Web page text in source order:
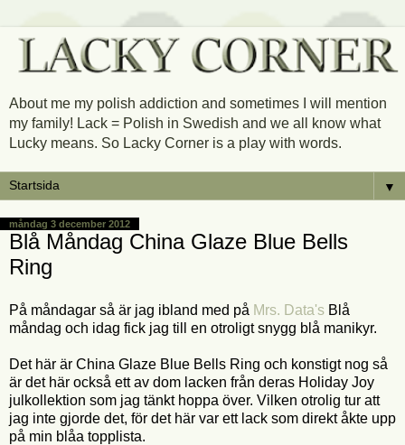
About me my polish addiction and sometimes I will mention
my family! Lack = Polish in Swedish and we all know what
Lucky means. So Lacky Corner is a play with words.
▼
måndag 3 december 2012
Blå Måndag China Glaze Blue Bells
Ring
På måndagar så är jag ibland med på Mrs. Data's Blå
måndag och idag fick jag till en otroligt snygg blå manikyr.
Det här är China Glaze Blue Bells Ring och konstigt nog så
är det här också ett av dom lacken från deras Holiday Joy
julkollektion som jag tänkt hoppa över. Vilken otrolig tur att
jag inte gjorde det, för det här var ett lack som direkt åkte upp
på min blåa topplista.